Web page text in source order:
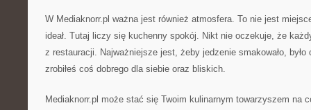
W Mediaknorr.pl ważna jest również atmosfera. To nie jest
ideał. Tutaj liczy się kuchenny spokój. Nikt nie oczekuje, że
z restauracji. Najważniejsze jest, żeby jedzenie smakowało, było
zrobiłeś coś dobrego dla siebie oraz bliskich.
Mediaknorr.pl może stać się Twoim kulinarnym towarzyszem na